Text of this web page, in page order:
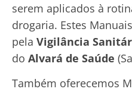
serem aplicados à
drogaria. Estes
pela Vigilância
do Alvará de Saúde
Também oferecemos